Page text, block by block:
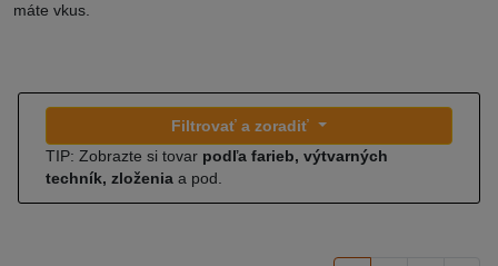
máte vkus.
Filtrovať a zoradiť
TIP: Zobrazte si tovar podľa farieb, výtvarných
techník, zloženia a pod.